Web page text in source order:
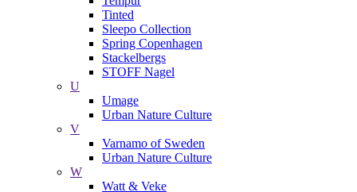
Tinted
Sleepo Collection
Spring Copenhagen
Stackelbergs
STOFF Nagel
U
Umage
Urban Nature Culture
V
Varnamo of Sweden
Urban Nature Culture
W
Watt & Veke